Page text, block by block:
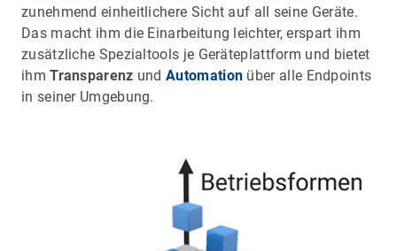
zunehmend einheitlichere Sicht auf all seine Geräte.
Das macht ihm die Einarbeitung leichter, erspart ihm
zusätzliche Spezialtools je Geräteplattform und bietet
ihmTransparenz undAutomation über alle Endpoints
in seiner Umgebung.